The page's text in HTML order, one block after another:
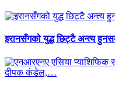
इरानसँगको युद्ध छिट्टै अन्त्य